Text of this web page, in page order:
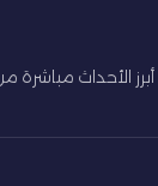
أبرز الأحداث